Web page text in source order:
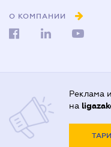
О КОМПАНИИ
Реклама
на